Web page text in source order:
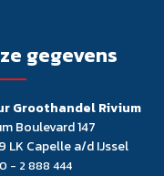
gegevens
Groothandel Rivium
Boulevard 147
LK Capelle a/d IJssel
- 2 888 444